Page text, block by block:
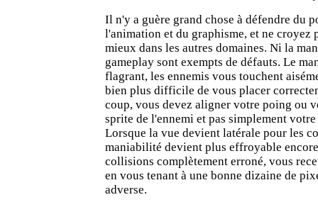
Il n'y a guère grand chose à défendre du
l'animation et du graphisme, et ne croyez
mieux dans les autres domaines. Ni la
gameplay sont exempts de défauts. Le
flagrant, les ennemis vous touchent
bien plus difficile de vous placer
coup, vous devez aligner votre poing ou
sprite de l'ennemi et pas simplement
Lorsque la vue devient latérale pour les
maniabilité devient plus effroyable
collisions complètement erroné, vous
en vous tenant à une bonne dizaine de
adverse.